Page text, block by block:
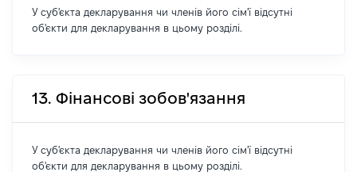
У суб'єкта декларування чи членів його сім'ї відсутні
об'єкти для декларування в цьому розділі.
13. Фінансові зобов'язання
У суб'єкта декларування чи членів його сім'ї відсутні
об'єкти для декларування в цьому розділі.